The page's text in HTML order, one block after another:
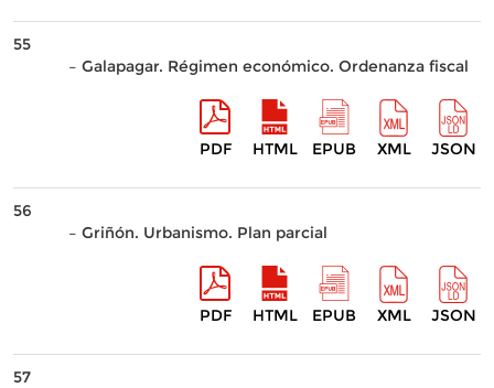
55
– Galapagar. Régimen económico. Ordenanza fiscal
PDF HTML EPUB XML JSON
56
– Griñón. Urbanismo. Plan parcial
PDF HTML EPUB XML JSON
57